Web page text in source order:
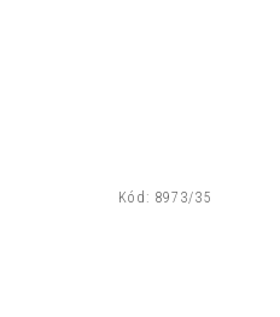
Kód: 8973/35